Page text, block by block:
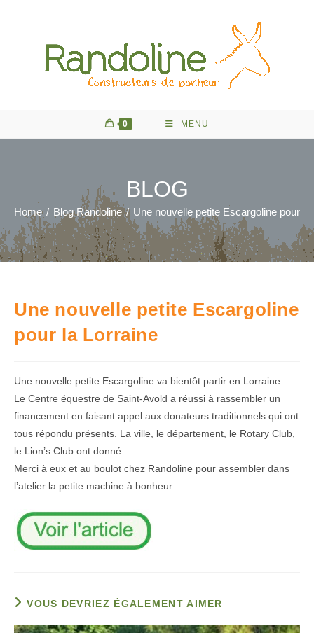
0 MENU
BLOG
Home / Blog Randoline / Une nouvelle petite Escargoline pour la
Une nouvelle petite Escargoline
pour la Lorraine
Une nouvelle petite Escargoline va bientôt partir en Lorraine.
Le Centre équestre de Saint-Avold a réussi à rassembler un
financement en faisant appel aux donateurs traditionnels qui ont
tous répondu présents. La ville, le département, le Rotary Club,
le Lion’s Club ont donné.
Merci à eux et au boulot chez Randoline pour assembler dans
l’atelier la petite machine à bonheur.
VOUS DEVRIEZ ÉGALEMENT AIMER